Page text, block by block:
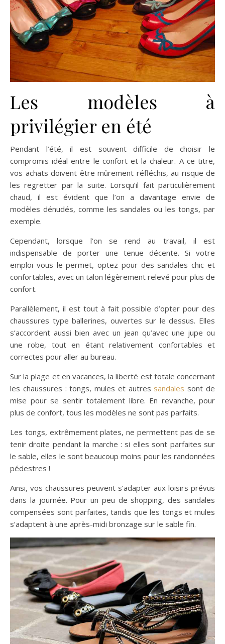
Les modèles à
privilégier en été
Pendant l’été, il est souvent difficile de choisir le
compromis idéal entre le confort et la chaleur. A ce titre,
vos achats doivent être mûrement réfléchis, au risque de
les regretter par la suite. Lorsqu’il fait particulièrement
chaud, il est évident que l’on a davantage envie de
modèles dénudés, comme les sandales ou les tongs, par
exemple.
Cependant, lorsque l’on se rend au travail, il est
indispensable de porter une tenue décente. Si votre
emploi vous le permet, optez pour des sandales chic et
confortables, avec un talon légèrement relevé pour plus de
confort.
Parallèlement, il est tout à fait possible d’opter pour des
chaussures type ballerines, ouvertes sur le dessus. Elles
s’accordent aussi bien avec un jean qu’avec une jupe ou
une robe, tout en étant relativement confortables et
correctes pour aller au bureau.
Sur la plage et en vacances, la liberté est totale concernant
les chaussures : tongs, mules et autres sandales sont de
mise pour se sentir totalement libre. En revanche, pour
plus de confort, tous les modèles ne sont pas parfaits.
Les tongs, extrêmement plates, ne permettent pas de se
tenir droite pendant la marche : si elles sont parfaites sur
le sable, elles le sont beaucoup moins pour les randonnées
pédestres !
Ainsi, vos chaussures peuvent s’adapter aux loisirs prévus
dans la journée. Pour un peu de shopping, des sandales
compensées sont parfaites, tandis que les tongs et mules
s’adaptent à une après-midi bronzage sur le sable fin.